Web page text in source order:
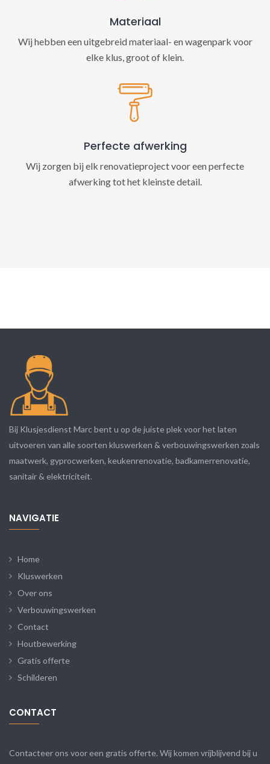
Materiaal
Wij hebben een uitgebreid materiaal- en wagenpark voor
elke klus, groot of klein.
Perfecte afwerking
Wij zorgen bij elk renovatieproject voor een perfecte
afwerking tot het kleinste detail.
Bij Klusjesdienst Marc bent u op de juiste plek voor het laten
uitvoeren van alle soorten kluswerken & verbouwingswerken zoals
maatwerk, gyprocwerken, keukenrenovatie, badkamerrenovatie,
sanitair & elektriciteit.
NAVIGATIE
Home
Kluswerken
Over ons
Verbouwingswerken
Contact
Houtbewerking
Gratis offerte
Schilderen
CONTACT
Contacteer ons voor een gratis offerte. Wij komen vrijblijvend bij u